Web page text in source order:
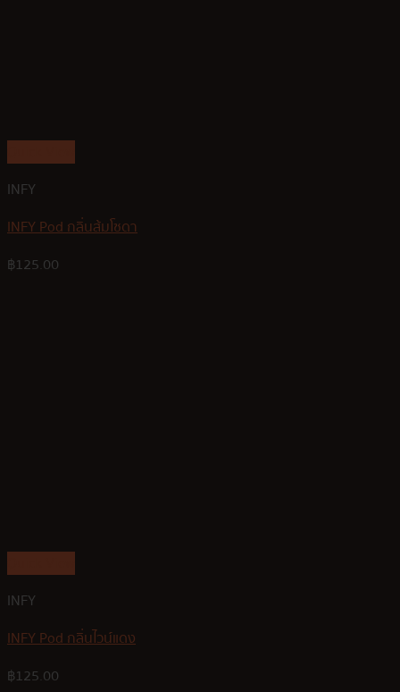
INFY
INFY Pod กลิ่นส้มโซดา
฿125.00
INFY
INFY Pod กลิ่นไวน์แดง
฿125.00